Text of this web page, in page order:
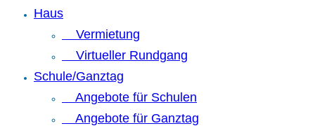
Haus
Vermietung
Virtueller Rundgang
Schule/Ganztag
Angebote für Schulen
Angebote für Ganztag